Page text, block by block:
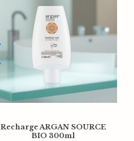
Recharge ARGAN SOURCE
BIO 300ml